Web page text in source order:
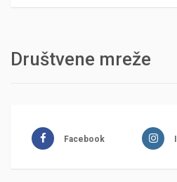
Društvene mreže
Facebook